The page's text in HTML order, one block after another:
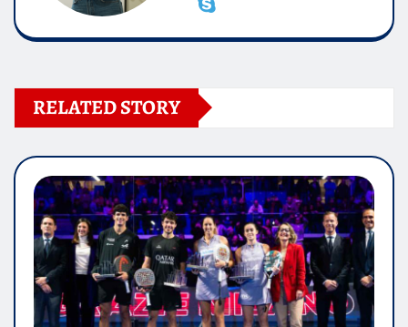
RELATED STORY